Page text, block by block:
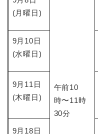
(月曜日)
午前10
時〜11時
30分
9月10日
(水曜日)
9月11日
(木曜日)
9月18日